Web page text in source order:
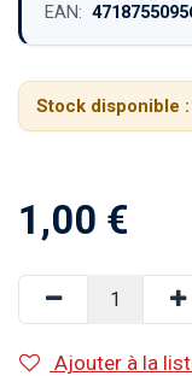
EAN:
Stock disponible :
1,00 €
Ajouter à la